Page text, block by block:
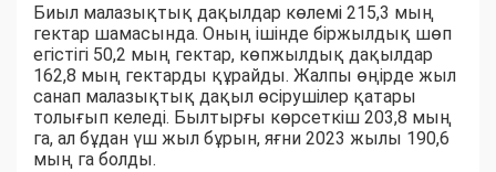
Биыл малазықтық дақылдар көлемі 215,3 мың
гектар шамасында. Оның ішінде біржылдық шөп
егістігі 50,2 мың гектар, көпжылдық дақылдар
162,8 мың гектарды құрайды. Жалпы өңірде жыл
санап малазықтық дақыл өсірушілер қатары
толығып келеді. Былтырғы көрсеткіш 203,8 мың
га, ал бұдан үш жыл бұрын, яғни 2023 жылы 190,6
мың га болды.